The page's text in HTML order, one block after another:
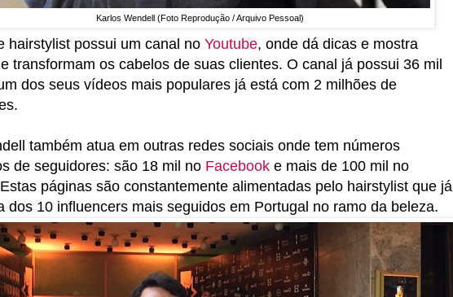
Karlos Wendell (Foto Reprodução / Arquivo Pessoal)
hairstylist possui um canal no Youtube, onde dá dicas e mostra
transformam os cabelos de suas clientes. O canal já possui 36 mil
dos seus vídeos mais populares já está com 2 milhões de
também atua em outras redes sociais onde tem números
de seguidores: são 18 mil no Facebook e mais de 100 mil no
páginas são constantemente alimentadas pelo hairstylist que já
dos 10 influencers mais seguidos em Portugal no ramo da beleza.